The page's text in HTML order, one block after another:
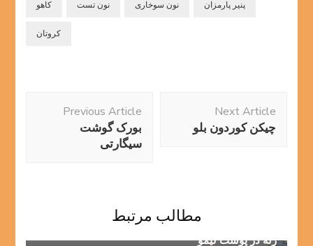
کاهو نون تست نون سوخاری پنیر پارمزان
کروتان
Navigation
Previous Article
بورک گوشت
سیگارتی
Next Article
چیکن کوردون بلو
مطالب مرتبط
ژله در پوست لیمو